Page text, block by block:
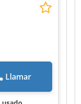
Llamar